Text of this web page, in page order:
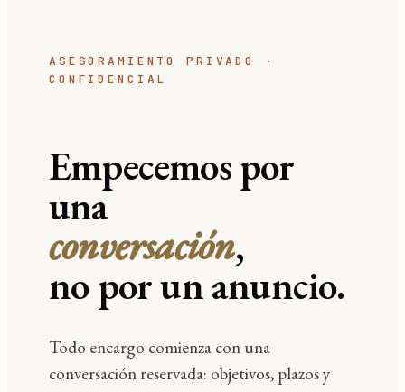
ASESORAMIENTO PRIVADO ·
CONFIDENCIAL
Empecemos por
una
conversación,
no por un anuncio.
Todo encargo comienza con una
conversación reservada: objetivos, plazos y